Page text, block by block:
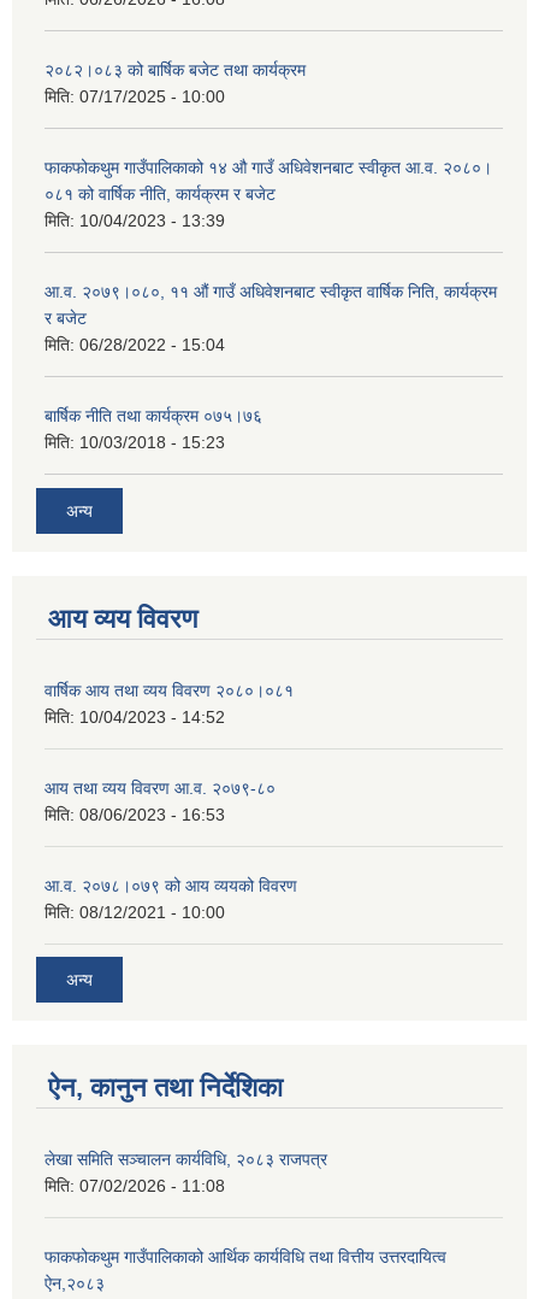
२०८२।०८३ को बार्षिक बजेट तथा कार्यक्रम
मिति: 07/17/2025 - 10:00
फाकफोकथुम गाउँपालिकाको १४ औ गाउँ अधिवेशनबाट स्वीकृत आ.व. २०८०।
०८१ को वार्षिक नीति, कार्यक्रम र बजेट
मिति: 10/04/2023 - 13:39
आ.व. २०७९।०८०, ११ औं गाउँ अधिवेशनबाट स्वीकृत वार्षिक निति, कार्यक्रम
र बजेट
मिति: 06/28/2022 - 15:04
बार्षिक नीति तथा कार्यक्रम ०७५।७६
मिति: 10/03/2018 - 15:23
अन्य
आय व्यय विवरण
वार्षिक आय तथा व्यय विवरण २०८०।०८१
मिति: 10/04/2023 - 14:52
आय तथा व्यय विवरण आ.व. २०७९-८०
मिति: 08/06/2023 - 16:53
आ.व. २०७८।०७९ को आय व्ययको विवरण
मिति: 08/12/2021 - 10:00
अन्य
ऐन, कानुन तथा निर्देशिका
लेखा समिति सञ्चालन कार्यविधि, २०८३ राजपत्र
मिति: 07/02/2026 - 11:08
फाकफोकथुम गाउँपालिकाको आर्थिक कार्यविधि तथा वित्तीय उत्तरदायित्व
ऐन,२०८३